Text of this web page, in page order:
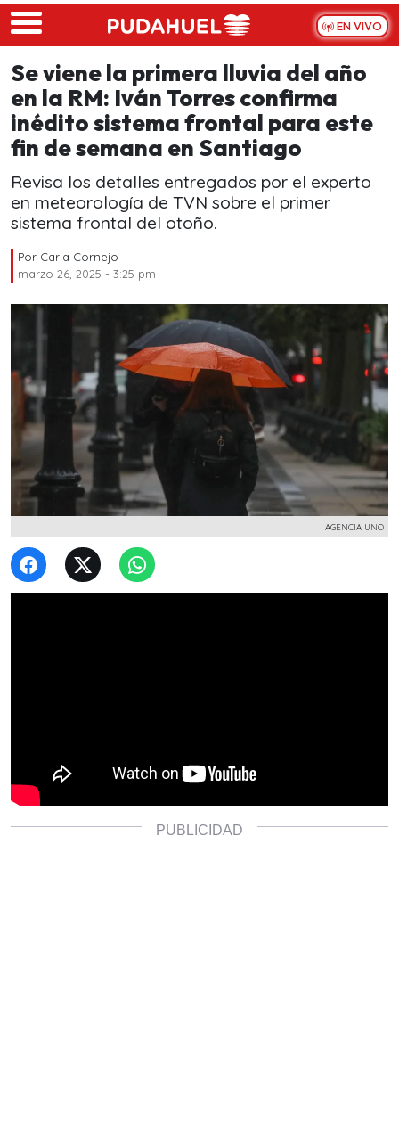
Skip to main content
EN VIVO
Se viene la primera lluvia del año
en la RM: Iván Torres confirma
inédito sistema frontal para este
fin de semana en Santiago
Revisa los detalles entregados por el experto
en meteorología de TVN sobre el primer
sistema frontal del otoño.
Por Carla Cornejo
marzo 26, 2025 - 3:25 pm
AGENCIA UNO